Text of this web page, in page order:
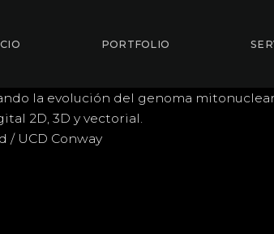
PORTFOLIO
la evolución del genoma
2D, 3D y vectorial.
/ UCD Conway